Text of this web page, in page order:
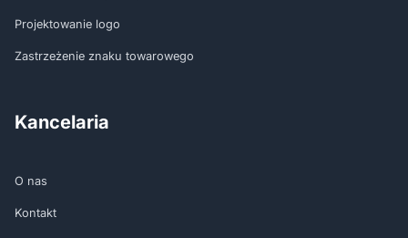
Projektowanie logo
Zastrzeżenie znaku towarowego
Kancelaria
O nas
Kontakt